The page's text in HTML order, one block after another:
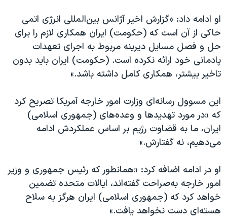
اسرائیل در جنگ
نرگس محمدی برنده جایزه نوبل صلح
همایش محافظه‌کاران آمریکا «سی‌پک»
صفحه‌های ویژه
او ادامه داد: «گزارش اخیر آژانس بین‌المللی انرژی اتمی
حاکی از آن است که (حکومت) ایران همکاری لازم را برای
حل و فصل مسایل دیرینه مربوط به اجرای تعهدات
پادمانی خود ارائه نکرده است. (حکومت) ایران باید بدون
تاخیر بیشتر، همکاری کامل داشته باشد.»
این مسوول رسانه‌ای وزارت امور خارجه آمریکا تصریح کرد
که «در مورد تهدیدها و وعده‌های (جمهوری اسلامی)
ایران، ما به قضاوت رژیم بر اساس عملکردش ادامه
می‌دهیم، نه گفتارش.»
او در ادامه اضافه کرد: «همانطور که رئیس جمهوری و وزیر
امور خارجه به‌صراحت گفته‌اند، ایالات متحده تضمین
خواهد کرد که (جمهوری اسلامی) ایران هرگز به سلاح
هسته‌ای دست نخواهد یافت.»